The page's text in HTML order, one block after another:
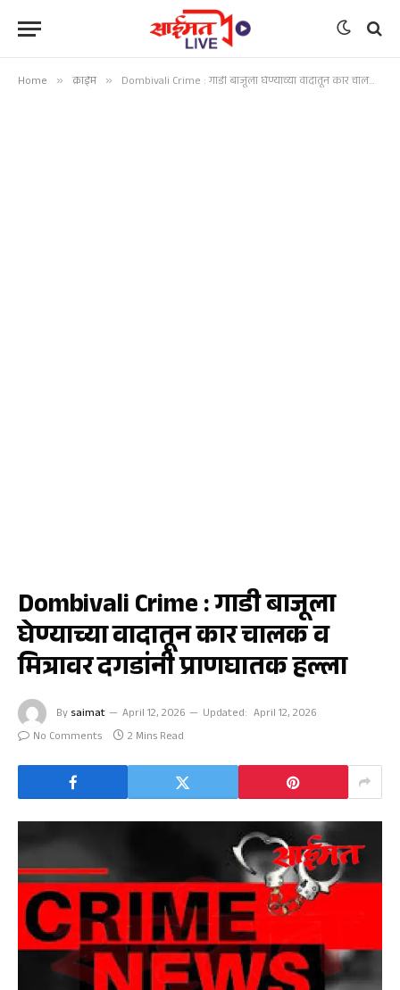
Home » क्राईम » Dombivali Crime : गाडी बाजूला घेण्याच्या वादातून कार चालक व मित्रावर दगडांनी प्राणघातक हल्ला
Dombivali Crime : गाडी बाजूला
घेण्याच्या वादातून कार चालक व
मित्रावर दगडांनी प्राणघातक हल्ला
By saimat April 12, 2026 Updated: April 12, 2026
No Comments
2 Mins Read